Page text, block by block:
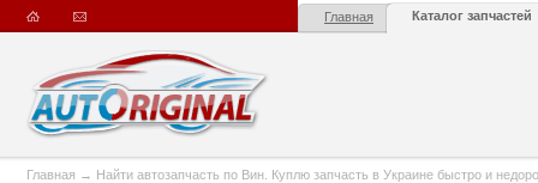
Главная Каталог запчастей
Главная → Найти автозапчасть по Вин. Куплю запчасть в Украине быстро и